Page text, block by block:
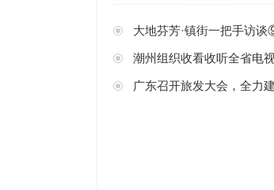
大地芬芳·镇街一把手访谈⑨ | 打造“
潮州组织收看收听全省电
广东召开旅发大会，全力